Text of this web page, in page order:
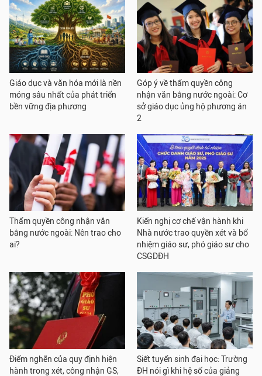
Giáo dục và văn hóa mới là nền
móng sâu nhất của phát triển
bền vững địa phương
Góp ý về thẩm quyền công
nhận văn bằng nước ngoài: Cơ
sở giáo dục ủng hộ phương án
2
Thẩm quyền công nhận văn
bằng nước ngoài: Nên trao cho
ai?
Kiến nghị cơ chế vận hành khi
Nhà nước trao quyền xét và bổ
nhiệm giáo sư, phó giáo sư cho
CSGDĐH
Điểm nghẽn của quy định hiện
hành trong xét, công nhận GS,
Siết tuyển sinh đại học: Trường
ĐH nói gì khi hệ số của giảng